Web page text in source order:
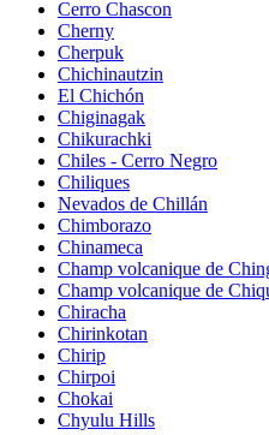
Cerro Chascon
Cherny
Cherpuk
Chichinautzin
El Chichón
Chiginagak
Chikurachki
Chiles - Cerro Negro
Chiliques
Nevados de Chillán
Chimborazo
Chinameca
Champ volcanique de
Champ volcanique de
Chiracha
Chirinkotan
Chirip
Chirpoi
Chokai
Chyulu Hills